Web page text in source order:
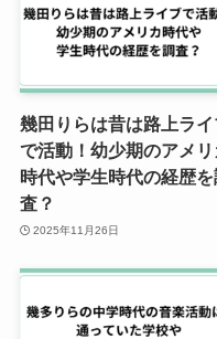
幾田りらは昔は路上ライ
で活動！幼少期のアメリ
時代や学生時代の経歴を
査？
2025年11月26日